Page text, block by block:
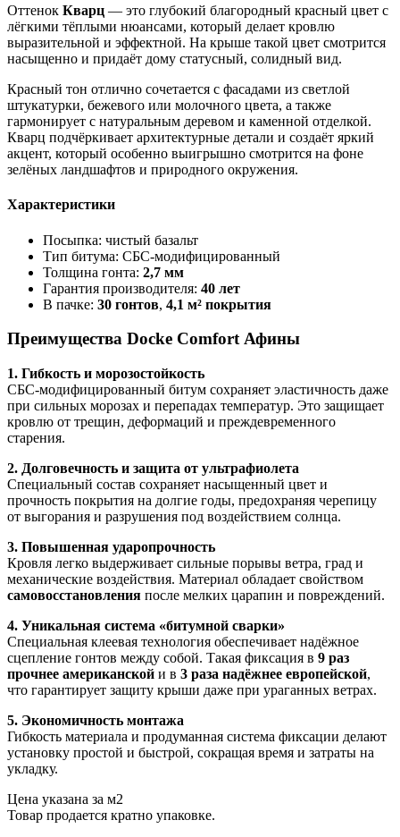
Оттенок Кварц — это глубокий благородный красный цвет с
лёгкими тёплыми нюансами, который делает кровлю
выразительной и эффектной. На крыше такой цвет смотрится
насыщенно и придаёт дому статусный, солидный вид.
Красный тон отлично сочетается с фасадами из светлой
штукатурки, бежевого или молочного цвета, а также
гармонирует с натуральным деревом и каменной отделкой.
Кварц подчёркивает архитектурные детали и создаёт яркий
акцент, который особенно выигрышно смотрится на фоне
зелёных ландшафтов и природного окружения.
Характеристики
Посыпка: чистый базальт
Тип битума: СБС-модифицированный
Толщина гонта: 2,7 мм
Гарантия производителя: 40 лет
В пачке: 30 гонтов, 4,1 м² покрытия
Преимущества Docke Comfort Афины
1. Гибкость и морозостойкость
СБС-модифицированный битум сохраняет эластичность даже
при сильных морозах и перепадах температур. Это защищает
кровлю от трещин, деформаций и преждевременного
старения.
2. Долговечность и защита от ультрафиолета
Специальный состав сохраняет насыщенный цвет и
прочность покрытия на долгие годы, предохраняя черепицу
от выгорания и разрушения под воздействием солнца.
3. Повышенная ударопрочность
Кровля легко выдерживает сильные порывы ветра, град и
механические воздействия. Материал обладает свойством
самовосстановления после мелких царапин и повреждений.
4. Уникальная система «битумной сварки»
Специальная клеевая технология обеспечивает надёжное
сцепление гонтов между собой. Такая фиксация в 9 раз
прочнее американской и в 3 раза надёжнее европейской,
что гарантирует защиту крыши даже при ураганных ветрах.
5. Экономичность монтажа
Гибкость материала и продуманная система фиксации делают
установку простой и быстрой, сокращая время и затраты на
укладку.
Цена указана за м2
Товар продается кратно упаковке.